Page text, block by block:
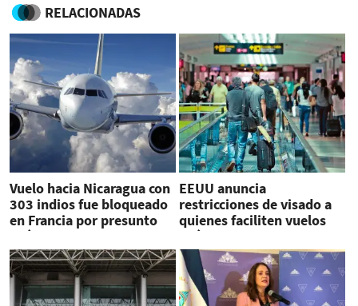
RELACIONADAS
Vuelo hacia Nicaragua con
303 indios fue bloqueado
en Francia por presunto
'tráfico de personas'
EEUU anuncia
restricciones de visado a
quienes faciliten vuelos
chárter a Nicaragua